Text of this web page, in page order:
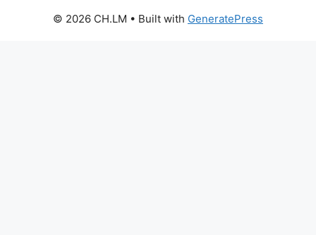
© 2026 CH.LM • Built with GeneratePress